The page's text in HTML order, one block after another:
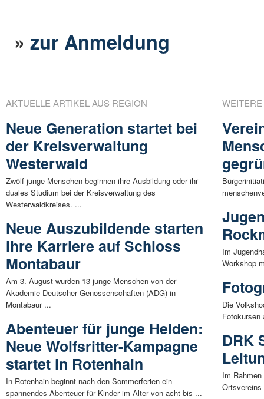
»zur Anmeldung
AKTUELLE ARTIKEL AUS REGION
Neue Generation startet bei
der Kreisverwaltung
Westerwald
Zwölf junge Menschen beginnen ihre Ausbildung oder ihr
duales Studium bei der Kreisverwaltung des
Westerwaldkreises. ...
Neue Auszubildende starten
ihre Karriere auf Schloss
Montabaur
Am 3. August wurden 13 junge Menschen von der
Akademie Deutscher Genossenschaften (ADG) in
Montabaur ...
Abenteuer für junge Helden:
Neue Wolfsritter-Kampagne
startet in Rotenhain
In Rotenhain beginnt nach den Sommerferien ein
spannendes Abenteuer für Kinder im Alter von acht bis ...
Im
Workshop
Die
DRK
Im